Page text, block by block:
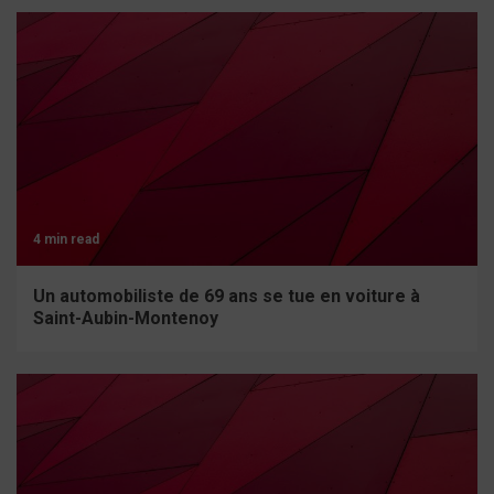
4 min read
Un automobiliste de 69 ans se tue en voiture à
Saint-Aubin-Montenoy